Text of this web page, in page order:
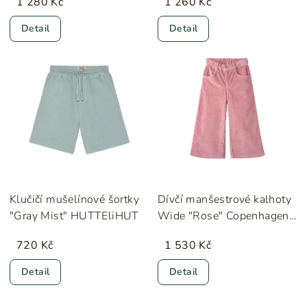
Detail Detail
Klučičí mušelínové šortky
"Gray Mist" HUTTEliHUT
720 Kč
Detail
Dívčí manšestrové kalhoty
Wide "Rose" Copenhagen
1 530 Kč
Detail